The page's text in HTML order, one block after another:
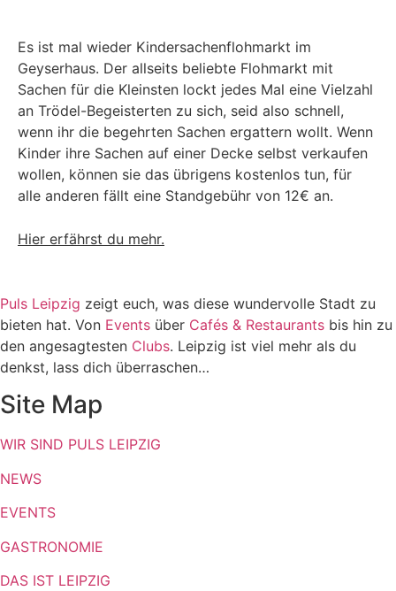
Es ist mal wieder Kindersachenflohmarkt im
Geyserhaus. Der allseits beliebte Flohmarkt mit
Sachen für die Kleinsten lockt jedes Mal eine Vielzahl
an Trödel-Begeisterten zu sich, seid also schnell,
wenn ihr die begehrten Sachen ergattern wollt. Wenn
Kinder ihre Sachen auf einer Decke selbst verkaufen
wollen, können sie das übrigens kostenlos tun, für
alle anderen fällt eine Standgebühr von 12€ an.
Hier erfährst du mehr.
Puls Leipzig zeigt euch, was diese wundervolle Stadt zu
bieten hat. Von Events über Cafés & Restaurants bis hin zu
den angesagtesten Clubs. Leipzig ist viel mehr als du
denkst, lass dich überraschen…
Site Map
WIR SIND PULS LEIPZIG
NEWS
EVENTS
GASTRONOMIE
DAS IST LEIPZIG